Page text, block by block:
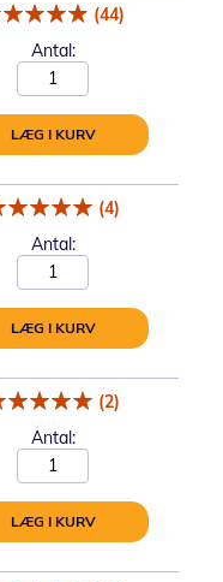
(44)
Antal:
LÆG I KURV
(4)
Antal:
LÆG I KURV
(2)
Antal:
LÆG I KURV